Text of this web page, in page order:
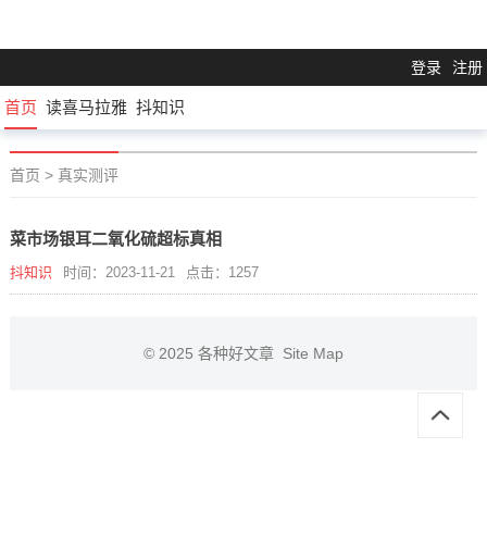
登录 注册
首页 读喜马拉雅 抖知识
首页 > 真实测评
菜市场银耳二氧化硫超标真相
抖知识 时间：2023-11-21 点击：1257
© 2025 各种好文章 Site Map